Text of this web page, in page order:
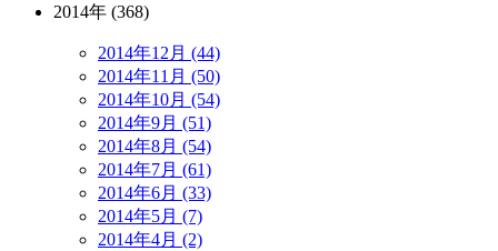
2014年 (368)
2014年12月 (44)
2014年11月 (50)
2014年10月 (54)
2014年9月 (51)
2014年8月 (54)
2014年7月 (61)
2014年6月 (33)
2014年5月 (7)
2014年4月 (2)